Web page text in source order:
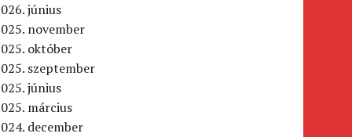
június
november
október
szeptember
június
március
december